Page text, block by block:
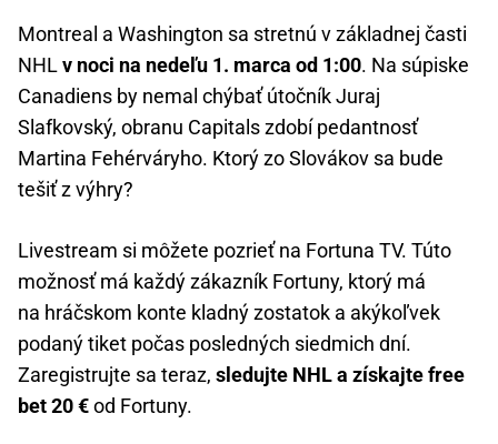
Montreal a Washington sa stretnú v základnej časti
NHLv noci na nedeľu 1. marca od 1:00. Na súpiske
Canadiens by nemal chýbať útočník Juraj
Slafkovský, obranu Capitals zdobí pedantnosť
Martina Fehérváryho. Ktorý zo Slovákov sa bude
tešiť z výhry?
Livestream si môžete pozrieť na Fortuna TV. Túto
možnosť má každý zákazník Fortuny, ktorý má
na hráčskom konte kladný zostatok a akýkoľvek
podaný tiket počas posledných siedmich dní.
Zaregistrujte sa teraz, sledujte NHL a získajte free
bet 20 €od Fortuny.